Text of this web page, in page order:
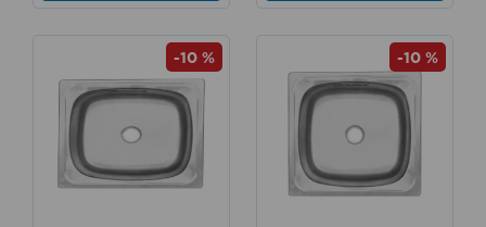
-10 % -10 %